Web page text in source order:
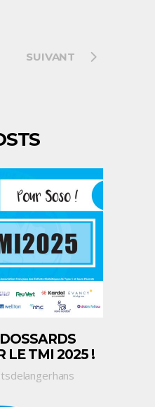
SUIVANT
LE TMI 2025 !